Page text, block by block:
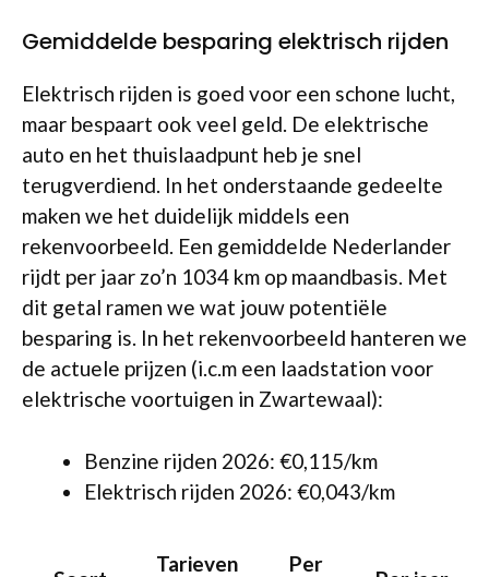
Gemiddelde besparing elektrisch rijden
Elektrisch rijden is goed voor een schone lucht,
maar bespaart ook veel geld. De elektrische
auto en het thuislaadpunt heb je snel
terugverdiend. In het onderstaande gedeelte
maken we het duidelijk middels een
rekenvoorbeeld. Een gemiddelde Nederlander
rijdt per jaar zo’n 1034 km op maandbasis. Met
dit getal ramen we wat jouw potentiële
besparing is. In het rekenvoorbeeld hanteren we
de actuele prijzen (i.c.m een laadstation voor
elektrische voortuigen in Zwartewaal):
Benzine rijden 2026: €0,115/km
Elektrisch rijden 2026: €0,043/km
Tarieven
Per